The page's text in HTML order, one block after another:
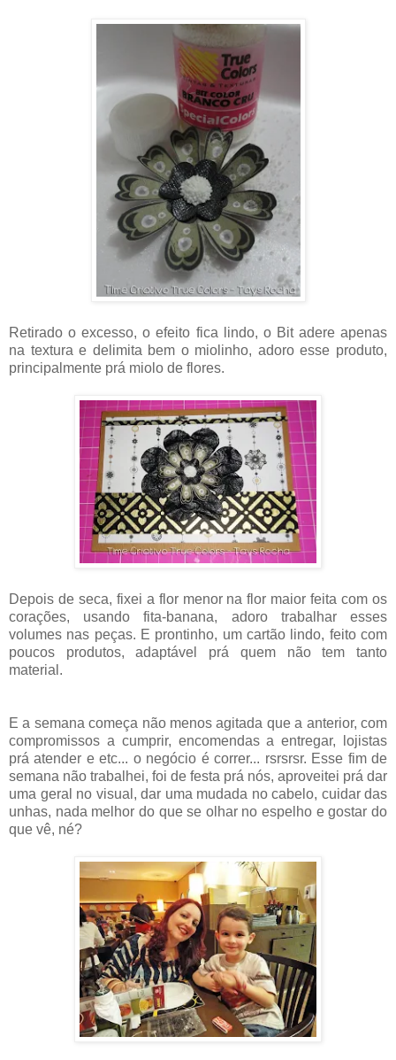
Retirado o excesso, o efeito fica lindo, o Bit adere apenas
na textura e delimita bem o miolinho, adoro esse produto,
principalmente prá miolo de flores.
Depois de seca, fixei a flor menor na flor maior feita com os
corações, usando fita-banana, adoro trabalhar esses
volumes nas peças. E prontinho, um cartão lindo, feito com
poucos produtos, adaptável prá quem não tem tanto
material.
E a semana começa não menos agitada que a anterior, com
compromissos a cumprir, encomendas a entregar, lojistas
prá atender e etc... o negócio é correr... rsrsrsr. Esse fim de
semana não trabalhei, foi de festa prá nós, aproveitei prá dar
uma geral no visual, dar uma mudada no cabelo, cuidar das
unhas, nada melhor do que se olhar no espelho e gostar do
que vê, né?